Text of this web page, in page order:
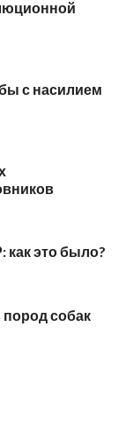
с насилием
это было?
собак